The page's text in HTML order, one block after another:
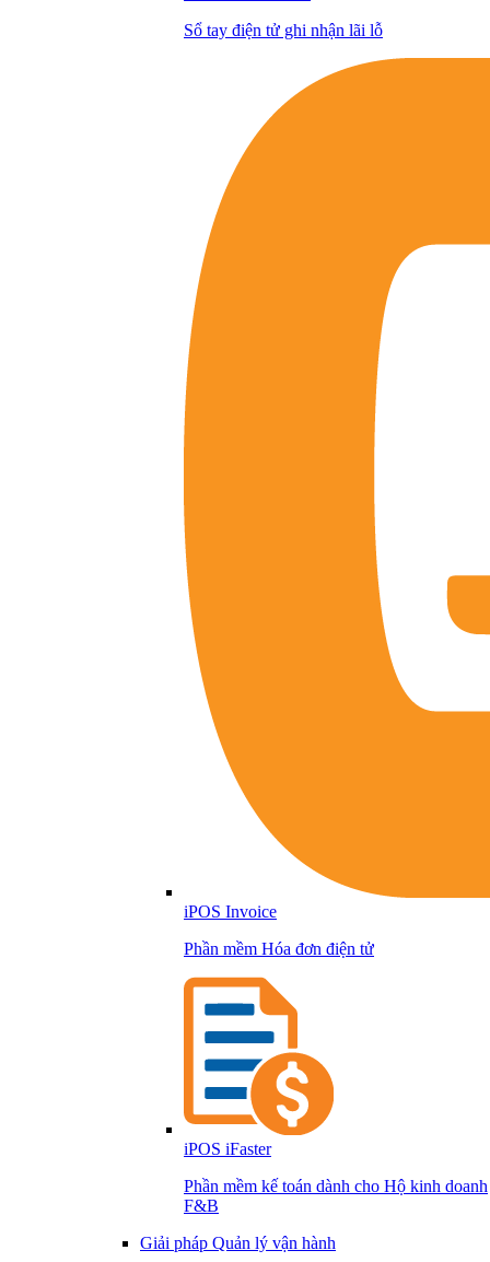
Sổ tay điện tử ghi nhận lãi lỗ
iPOS Invoice
Phần mềm Hóa đơn điện tử
iPOS iFaster
Phần mềm kế toán dành cho Hộ kinh doanh
F&B
Giải pháp Quản lý vận hành